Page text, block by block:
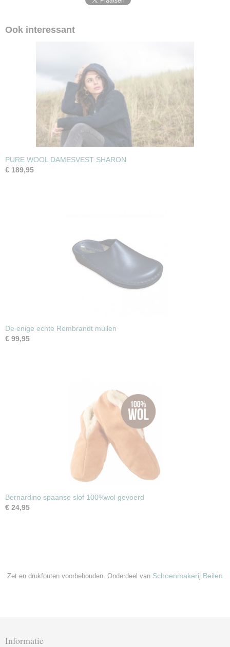
Ook interessant
PURE WOOL DAMESVEST SHARON
€ 189,95
De enige echte Rembrandt muilen
€ 99,95
Bernardino spaanse slof 100%wol gevoerd
€ 24,95
Zet en drukfouten voorbehouden. Onderdeel van Schoenmakerij Beilen
Informatie